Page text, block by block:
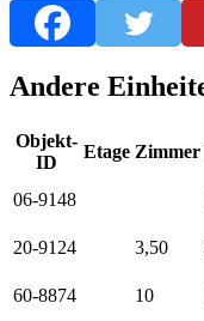
Andere
Objekt-
ID
Etage Zimmer
06-9148
20-9124
3,50
60-8874
10